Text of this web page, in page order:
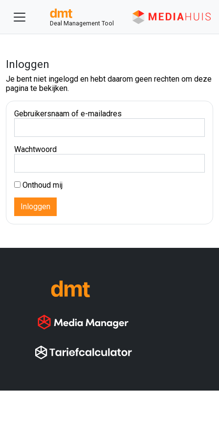
Deal Management Tool
Inloggen
Je bent niet ingelogd en hebt daarom geen rechten om deze
pagina te bekijken.
Gebruikersnaam of e-mailadres
Wachtwoord
Onthoud mij